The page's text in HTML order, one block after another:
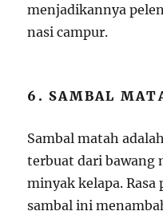
menjadikannya
nasi campur.
6. SAMBAL
Sambal matah
terbuat dari bawang
minyak kelapa. Rasa
sambal ini